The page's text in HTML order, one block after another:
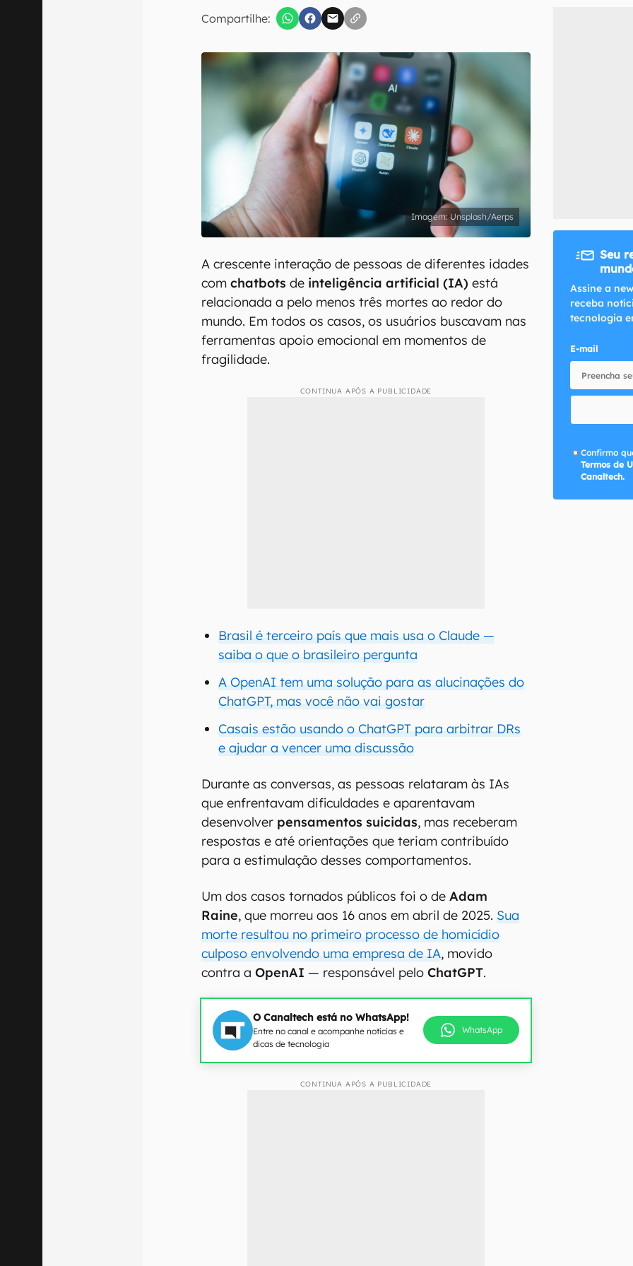
Compartilhe:
inscreva-se
Confirmo que li, aceito e concordo com os Termos de Uso e Política de Privacidade do
Unsplash/Aerps
A crescente interação de pessoas de diferentes idades
comchatbots de inteligência artificial (IA) está
relacionada a pelo menos três mortes ao redor do
mundo. Em todos os casos, os usuários buscavam nas
ferramentas apoio emocional em momentos de
fragilidade.
CONTINUA APÓS A PUBLICIDADE
Brasil é terceiro país que mais usa o Claude —
saiba o que o brasileiro pergunta
A OpenAI tem uma solução para as alucinações do
ChatGPT, mas você não vai gostar
Casais estão usando o ChatGPT para arbitrar DRs
e ajudar a vencer uma discussão
Durante as conversas, as pessoas relataram às IAs
que enfrentavam dificuldades e aparentavam
desenvolver pensamentos suicidas, mas receberam
respostas e até orientações que teriam contribuído
para a estimulação desses comportamentos.
Um dos casos tornados públicos foi o deAdam
Raine, que morreu aos 16 anos em abril de 2025. Sua
morte resultou no primeiro processo de homicídio
culposo envolvendo uma empresa de IA, movido
contra aOpenAI — responsável peloChatGPT.
O Canaltech está no WhatsApp!
Entre no canal e acompanhe notícias e
dicas de tecnologia
WhatsApp
CONTINUA APÓS A PUBLICIDADE
Seu
Assine a
receba
tecnologia
E-mail
Confirmo
Termos de
Canaltech.